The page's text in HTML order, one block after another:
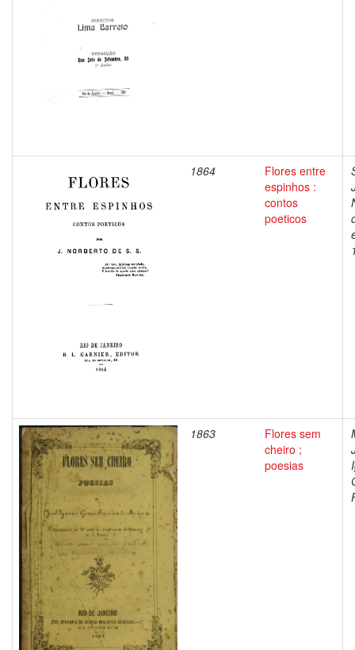
1864
Flores entre
espinhos :
contos
poeticos
1863
Flores sem
cheiro ;
poesias